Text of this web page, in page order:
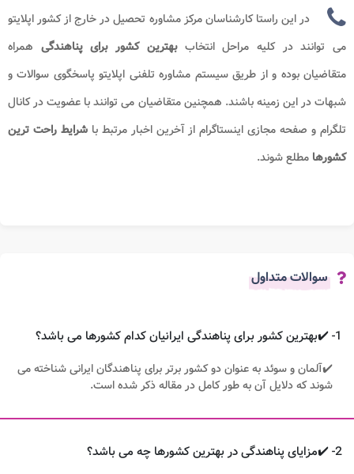
در این راستا کارشناسان مرکز مشاوره تحصیل در خارج از کشور اپلایتو
می توانند در کلیه مراحل انتخاببهترین کشور برای پناهندگی همراه
متقاضیان بوده و از طریق سیستم مشاوره تلفنی اپلایتو پاسخگوی سوالات و
شبهات در این زمینه باشند. همچنین متقاضیان می توانند با عضویت در کانال
تلگرام و صفحه مجازی اینستاگرام از آخرین اخبار مرتبط باشرایط راحت ترین
کشورها​ مطلع شوند.
سوالات متداول
1- ✔️بهترین کشور برای پناهندگی ایرانیان کدام کشورها می باشد؟
✔️آلمان و سوئد به عنوان دو کشور برتر برای پناهندگان ایرانی شناخته می
شوند که دلایل آن به طور کامل در مقاله ذکر شده است.
2- ✔️مزایای پناهندگی در بهترین کشورها چه می باشد؟